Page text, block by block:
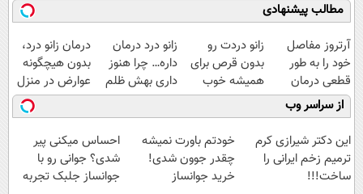
مطالب پیشنهادی
آرتروز مفاصل
خود را به طور
قطعی درمان
کنید!
◗پرسش‌نامه◖
زانو دردت رو
بدون قرص برای
همیشه خوب
کن! (قدم اول،
پرسش‌نامه)
زانو درد درمان
داره… چرا هنوز
داری بهش ظلم
می‌کنی؟
درمان زانو درد،
بدون هیچگونه
عوارض در منزل
(◂پرسش‌نامه)
از سراسر وب
این دکتر شیرازی کرم
ترمیم زخم ایرانی را
ساخت!!!
خودتم باورت نمیشه
چقدر جوون شدی!
خرید جوانساز
احساس میکنی پیر
شدی؟ جوانی رو با
جوانساز جلبک تجربه